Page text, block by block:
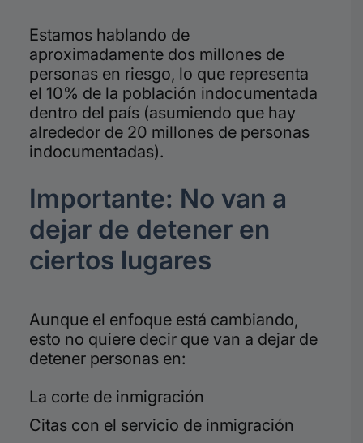
Estamos hablando de
aproximadamente dos millones de
personas en riesgo, lo que representa
el 10% de la población indocumentada
dentro del país (asumiendo que hay
alrededor de 20 millones de personas
indocumentadas).
Importante: No van a
dejar de detener en
ciertos lugares
Aunque el enfoque está cambiando,
esto no quiere decir que van a dejar de
detener personas en:
La corte de inmigración
Citas con el servicio de inmigración